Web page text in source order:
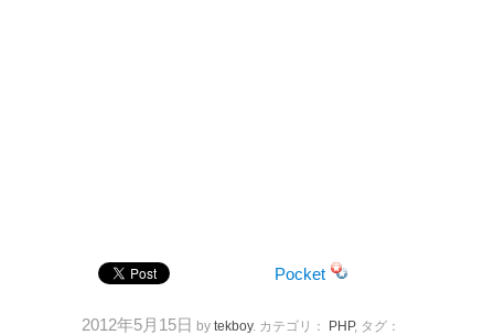
Pocket
2012年5月15日 by tekboy. カテゴリ： PHP, タグ：